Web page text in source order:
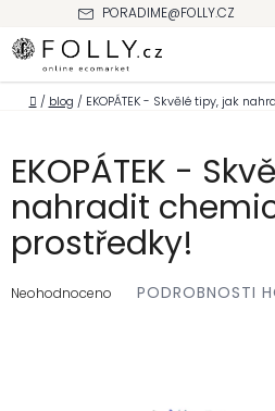
obsah
PORADIME@FOLLY.CZ
Domů
/ blog / EKOPÁTEK - Skvělé tipy, jak
EKOPÁTEK -
nahradit
prostředky!
hodnocení
Neohodnoceno PODROBNOSTI